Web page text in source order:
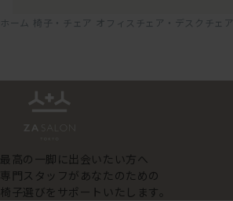
ホーム 椅子・チェア オフィスチェア・デスクチェア
最高の一脚に出会いたい方へ
専門スタッフがあなたのための
椅子選びをサポートいたします。